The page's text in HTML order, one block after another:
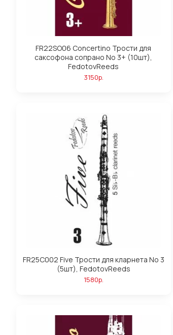
FR22SO06 Concertino Трости для
саксофона сопрано No 3+ (10шт),
FedotovReeds
3150р.
FR25C002 Five Трости для кларнета No 3
(5шт), FedotovReeds
1580р.